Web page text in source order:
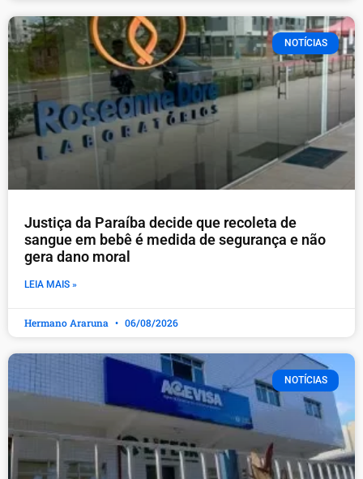
NOTÍCIAS
Justiça da Paraíba decide que recoleta de
sangue em bebê é medida de segurança e não
gera dano moral
LEIA MAIS »
Hermano Araruna 06/08/2026
NOTÍCIAS